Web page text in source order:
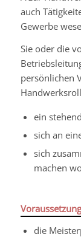
auch
Gewerbe
Sie oder die
persönlichen
ein
sich an
sich
machen
die